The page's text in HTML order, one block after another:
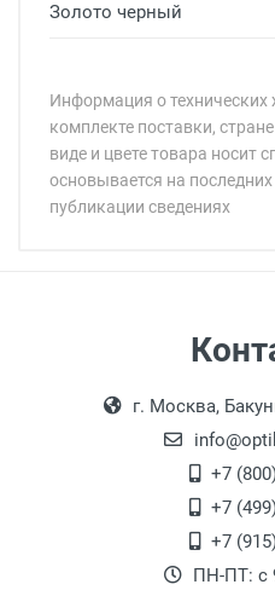
Золото черный
Информация о технических
комплекте поставки,
виде и цвете товара носит
основывается на
публикации сведениях
Общая ширина:
Ширина мостика:
Степень защиты:
наличными
выдачи товара.
18:00, по
офисе по
второй этаж, тел.
После того, как
выдачи, наш
клиентом и
г. Москва,
+7
+7
+7
ПН-ПТ: с